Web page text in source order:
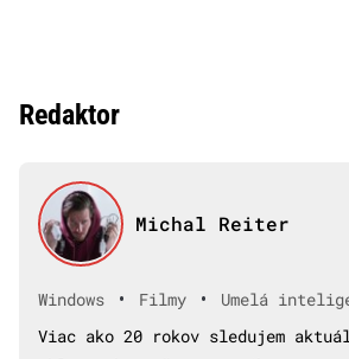
Redaktor
Michal Reiter
Windows • Filmy •
Umelá
Viac ako 20 rokov sledujem